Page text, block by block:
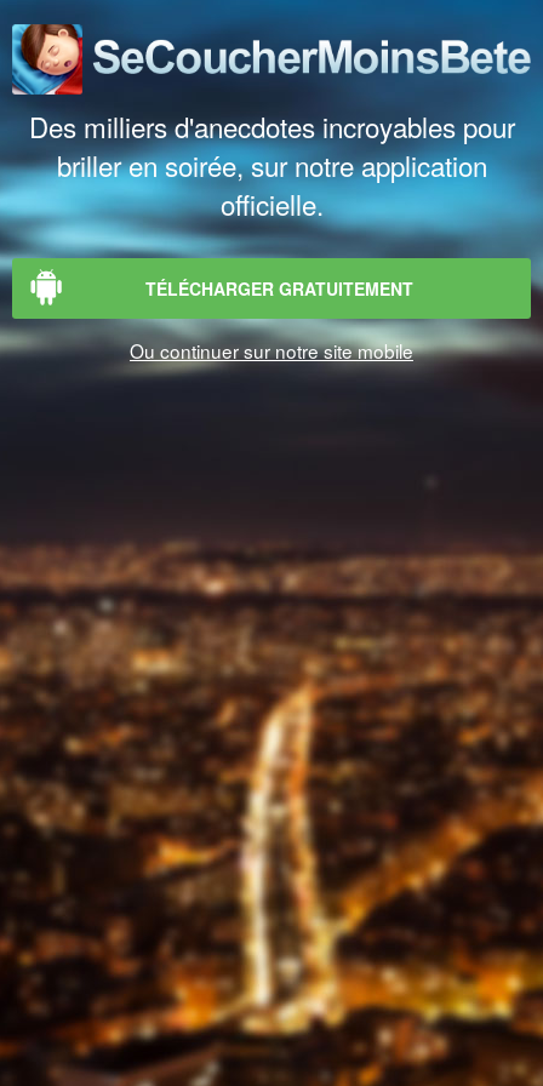
Des milliers d'anecdotes incroyables pour
briller en soirée, sur notre application
officielle.
TÉLÉCHARGER GRATUITEMENT
Ou continuer sur notre site mobile